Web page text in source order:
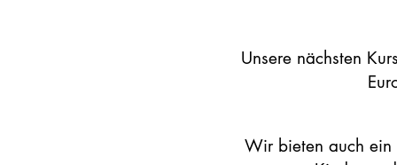
Unsere nächsten
Wir bieten auch ein